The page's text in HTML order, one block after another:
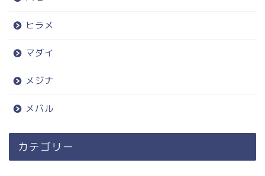
ヒラメ
マダイ
メジナ
メバル
カテゴリー